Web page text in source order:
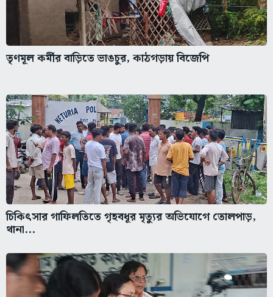
তৃণমূল কর্মীর বাড়িতে ভাঙচুর, কাঠগড়ায় বিজেপি
চিকিৎসার গাফিলতিতে গৃহবধূর মৃত্যুর অভিযোগে তোলপাড়,
থানা...